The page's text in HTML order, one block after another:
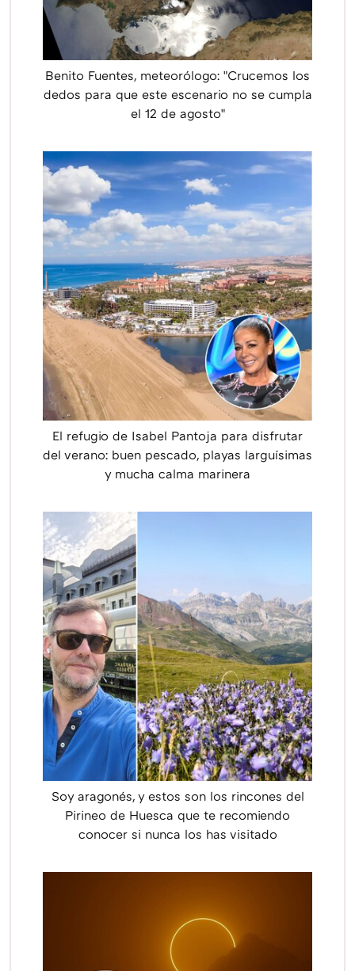
Benito Fuentes, meteorólogo: "Crucemos los
dedos para que este escenario no se cumpla
el 12 de agosto"
El refugio de Isabel Pantoja para disfrutar
del verano: buen pescado, playas larguísimas
y mucha calma marinera
Soy aragonés, y estos son los rincones del
Pirineo de Huesca que te recomiendo
conocer si nunca los has visitado